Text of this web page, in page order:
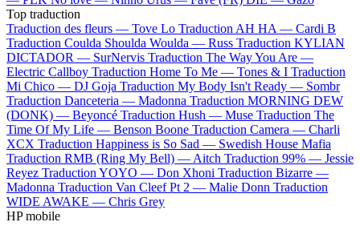
Top traduction
Traduction des fleurs — Tove Lo Traduction AH HA — Cardi B
Traduction Coulda Shoulda Woulda — Russ Traduction KYLIAN
DICTADOR — SurNervis Traduction The Way You Are —
Electric Callboy Traduction Home To Me — Tones & I Traduction
Mi Chico — DJ Goja Traduction My Body Isn't Ready — Sombr
Traduction Danceteria — Madonna Traduction MORNING DEW
(DONK) — Beyoncé Traduction Hush — Muse Traduction The
Time Of My Life — Benson Boone Traduction Camera — Charli
XCX Traduction Happiness is So Sad — Swedish House Mafia
Traduction RMB (Ring My Bell) — Aitch Traduction 99% — Jessie
Reyez Traduction YOYO — Don Xhoni Traduction Bizarre —
Madonna Traduction Van Cleef Pt 2 — Malie Donn Traduction
WIDE AWAKE — Chris Grey
HP mobile